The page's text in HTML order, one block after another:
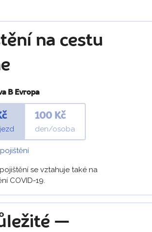
na cestu
B Evropa
100 Kč
den/osoba
se vztahuje také na
COVID-19.
—